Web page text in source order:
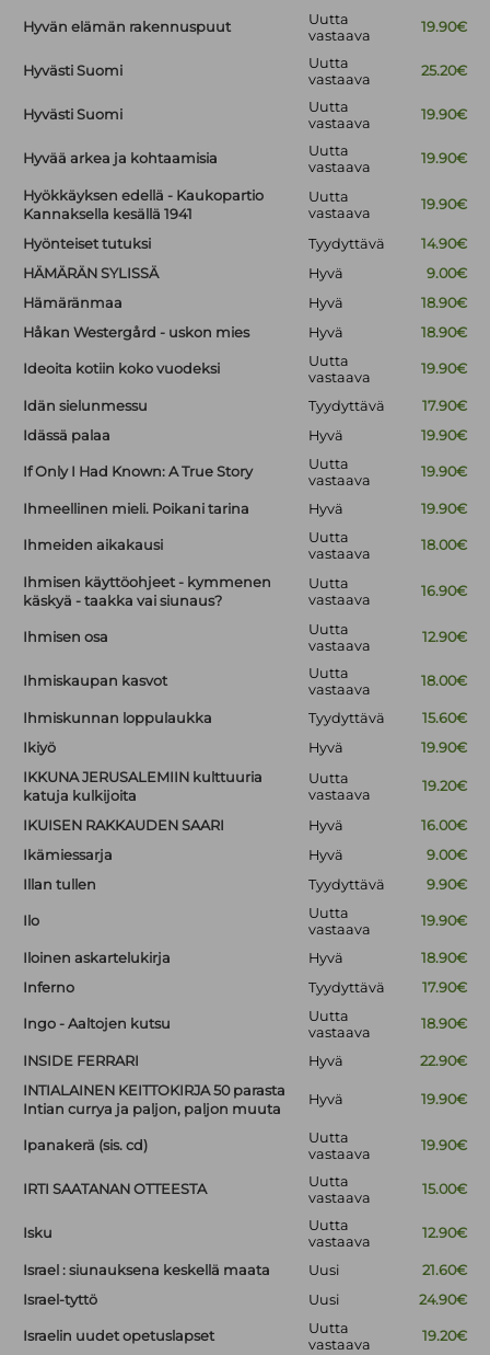
Hyvän elämän rakennuspuut
Uutta
vastaava
19.90€
Hyvästi Suomi
Uutta
vastaava
25.20€
Hyvästi Suomi
Uutta
vastaava
19.90€
Hyvää arkea ja kohtaamisia
Uutta
vastaava
19.90€
Hyökkäyksen edellä - Kaukopartio
Kannaksella kesällä 1941
Uutta
vastaava
19.90€
Hyönteiset tutuksi Tyydyttävä
14.90€
HÄMÄRÄN SYLISSÄ
Hyvä
9.00€
Hämäränmaa
Hyvä
18.90€
Håkan Westergård - uskon mies
Hyvä 18.90€
Ideoita kotiin koko vuodeksi
Uutta
vastaava
19.90€
Idän sielunmessu Tyydyttävä
17.90€
Idässä palaa
Hyvä 19.90€
If Only I Had Known: A True Story
Uutta
vastaava
19.90€
Ihmeellinen mieli. Poikani tarina Hyvä 19.90€
Ihmeiden aikakausi
Uutta
vastaava
18.00€
Ihmisen käyttöohjeet - kymmenen
käskyä - taakka vai siunaus?
Uutta
vastaava
16.90€
Ihmisen osa
Uutta
vastaava
12.90€
Ihmiskaupan kasvot
Uutta
vastaava
18.00€
Ihmiskunnan loppulaukka Tyydyttävä
15.60€
Ikiyö
Hyvä
19.90€
IKKUNA JERUSALEMIIN kulttuuria
katuja kulkijoita
Uutta
vastaava
19.20€
IKUISEN RAKKAUDEN SAARI Hyvä
16.00€
Ikämiessarja
Hyvä
9.00€
Illan tullen
Tyydyttävä 9.90€
Ilo
Uutta
vastaava
19.90€
Iloinen askartelukirja Hyvä
18.90€
Inferno
Tyydyttävä 17.90€
Ingo - Aaltojen kutsu
Uutta
vastaava
18.90€
INSIDE FERRARI Hyvä
22.90€
INTIALAINEN KEITTOKIRJA 50 parasta
Intian currya ja paljon, paljon muuta
Hyvä 19.90€
Ipanakerä (sis. cd)
Uutta
vastaava
19.90€
IRTI SAATANAN OTTEESTA
Uutta
vastaava
15.00€
Isku
Uutta
vastaava
12.90€
Israel : siunauksena keskellä maata Uusi
21.60€
Israel-tyttö
Uusi 24.90€
Israelin uudet opetuslapset
Uutta
vastaava
19.20€